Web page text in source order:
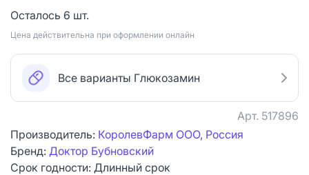
Осталось 6 шт.
Цена действительна при оформлении онлайн
Все варианты Глюкозамин
Арт. 517896
Производитель: КоролевФарм ООО, Россия
Бренд: Доктор Бубновский
Срок годности: Длинный срок